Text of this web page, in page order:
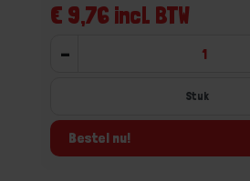
€ 9,76 incl. BTW
-
Bestel nu!